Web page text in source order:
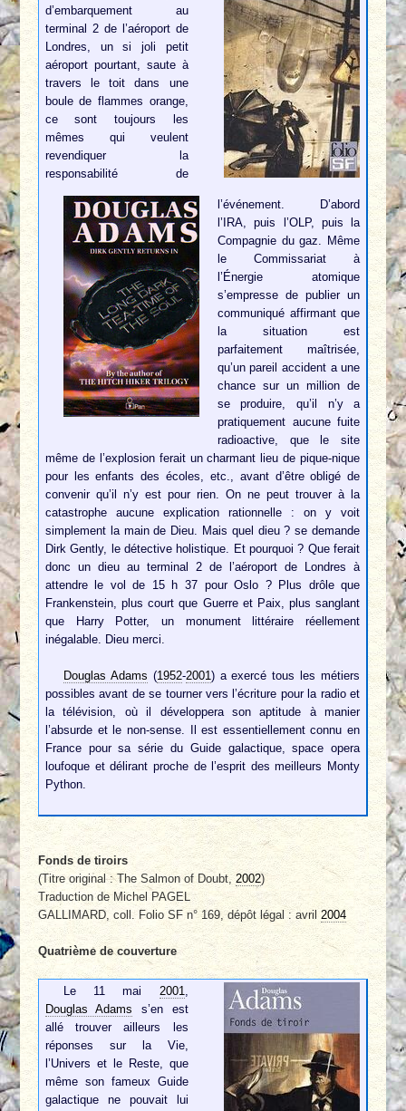
d’embarquement au
terminal 2 de l’aéroport de
Londres, un si joli petit
aéroport pourtant, saute à
travers le toit dans une
boule de flammes orange,
ce sont toujours les
mêmes qui veulent
revendiquer la
responsabilité de
l’événement. D’abord
l’IRA, puis l’OLP, puis la
Compagnie du gaz. Même
le Commissariat à
l’Énergie atomique
s’empresse de publier un
communiqué affirmant que
la situation est
parfaitement maîtrisée,
qu’un pareil accident a une
chance sur un million de
se produire, qu’il n’y a
pratiquement aucune fuite
radioactive, que le site
même de l’explosion ferait un charmant lieu de pique-nique
pour les enfants des écoles, etc., avant d’être obligé de
convenir qu’il n’y est pour rien. On ne peut trouver à la
catastrophe aucune explication rationnelle : on y voit
simplement la main de Dieu. Mais quel dieu ? se demande
Dirk Gently, le détective holistique. Et pourquoi ? Que ferait
donc un dieu au terminal 2 de l’aéroport de Londres à
attendre le vol de 15 h 37 pour Oslo ? Plus drôle que
Frankenstein, plus court que Guerre et Paix, plus sanglant
que Harry Potter, un monument littéraire réellement
inégalable. Dieu merci.
Douglas Adams (1952-2001 ) a exercé tous les métiers
possibles avant de se tourner vers l’écriture pour la radio et
la télévision, où il développera son aptitude à manier
l’absurde et le non-sense. Il est essentiellement connu en
France pour sa série du Guide galactique, space opera
loufoque et délirant proche de l’esprit des meilleurs Monty
Python.
Fonds de tiroirs
(Titre original : The Salmon of Doubt,2002)
Traduction de Michel PAGEL
GALLIMARD, coll. Folio SF n° 169, dépôt légal : avril2004
Quatrième de couverture
Le 11 mai 2001
Douglas Adams s’en est
allé trouver ailleurs les
réponses sur la Vie,
l’Univers et le Reste, que
même son fameux Guide
galactique ne pouvait lui